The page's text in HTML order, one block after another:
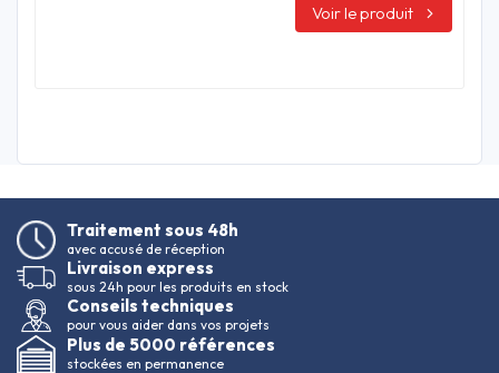
Voir le produit
Traitement sous 48h
avec accusé de réception
Livraison express
sous 24h pour les produits en stock
Conseils techniques
pour vous aider dans vos projets
Plus de 5000 références
stockées en permanence